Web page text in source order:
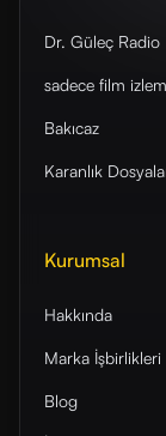
Dr. Güleç Radio
sadece film
Bakıcaz
Karanlık
Kurumsal
Hakkında
Marka İşbirlikleri
Blog